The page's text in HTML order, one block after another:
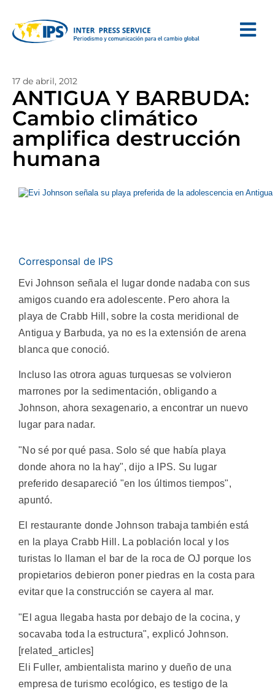
17 de abril, 2012
ANTIGUA Y BARBUDA:
Cambio climático
amplifica destrucción
humana
Corresponsal de IPS
Evi Johnson señala el lugar donde nadaba con sus
amigos cuando era adolescente. Pero ahora la
playa de Crabb Hill, sobre la costa meridional de
Antigua y Barbuda, ya no es la extensión de arena
blanca que conoció.
Incluso las otrora aguas turquesas se volvieron
marrones por la sedimentación, obligando a
Johnson, ahora sexagenario, a encontrar un nuevo
lugar para nadar.
"No sé por qué pasa. Solo sé que había playa
donde ahora no la hay", dijo a IPS. Su lugar
preferido desapareció "en los últimos tiempos",
apuntó.
El restaurante donde Johnson trabaja también está
en la playa Crabb Hill. La población local y los
turistas lo llaman el bar de la roca de OJ porque los
propietarios debieron poner piedras en la costa para
evitar que la construcción se cayera al mar.
"El agua llegaba hasta por debajo de la cocina, y
socavaba toda la estructura", explicó Johnson.
[related_articles]
Eli Fuller, ambientalista marino y dueño de una
empresa de turismo ecológico, es testigo de la